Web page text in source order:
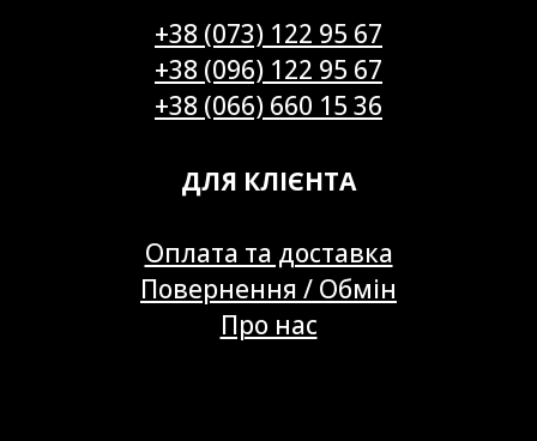
+38 (073) 122 95 67
+38 (096) 122 95 67
+38 (066) 660 15 36
ДЛЯ КЛІЄНТА
Оплата та доставка
Повернення / Обмін
Про нас